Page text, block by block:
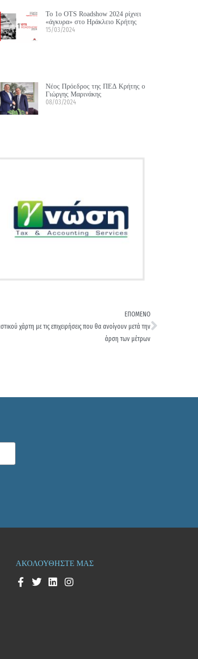
Το 1ο OTS Roadshow 2024 ρίχνει
«άγκυρα» στο Ηράκλειο Κρήτης
15/03/2024
Νέος Πρόεδρος της ΠΕΔ Κρήτης ο
Γιώργης Μαρινάκης
08/03/2024
ΕΠΟΜΕΝΟ
χάρτη με τις επιχειρήσεις που θα ανοίγουν μετά την
άρση των μέτρων
ΑΚΟΛΟΥΘΗΣΤΕ ΜΑΣ